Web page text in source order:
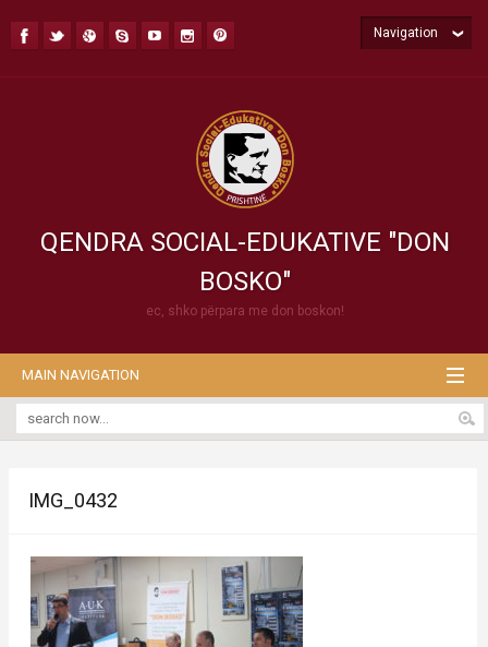
QENDRA SOCIAL-EDUKATIVE "DON
BOSKO"
ec, shko përpara me don boskon!
Navigation
MAIN NAVIGATION
IMG_0432